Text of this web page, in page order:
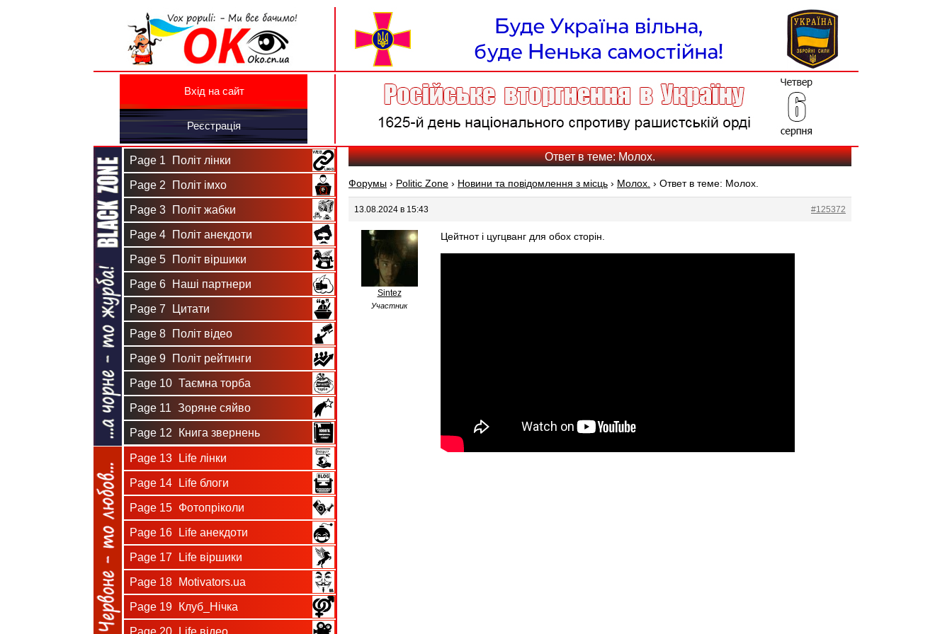
Вхід на сайт
Реєстрація
Page 1 Політ лінки
Page 2 Політ імхо
Page 3 Політ жабки
Page 4 Політ анекдоти
Page 5 Політ віршики
Page 6 Наші партнери
Page 7 Цитати
Page 8 Політ відео
Page 9 Політ рейтинги
Page 10 Таємна торба
Page 11 Зоряне сяйво
Page 12 Книга звернень
Page 13 Life лінки
Page 14 Life блоги
Page 15 Фотопріколи
Page 16 Life анекдоти
Page 17 Life віршики
Page 18 Motivators.ua
Page 19 Клуб_Нічка
Page 20 Life відео
Ответ в теме: Молох.
Форумы › Politic Zone › Новини та повідомлення з місць › Молох. › Ответ в теме: Молох.
13.08.2024 в 15:43 #125372
Sintez
Участник
Цейтнот і цугцванг для обох сторін.